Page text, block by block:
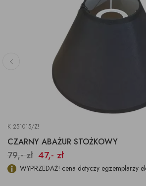
K 251015/Z!
CZARNY ABAŻUR STOŻKOWY
79,- zł 47,- zł
WYPRZEDAŻ! cena dotyczy egzemplarzy